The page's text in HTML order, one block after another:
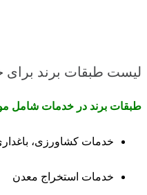
لیست طبقات برند برای
طبقات برند در خدمات شامل
خدمات کشاورزی،
خدمات استخراج معدن